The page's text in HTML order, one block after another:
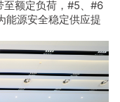
额定负荷，#5、#6
能源安全稳定供应提